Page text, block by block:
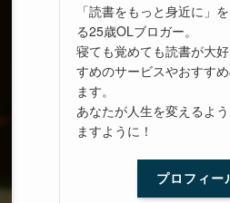
「読書をもっと身近に」
る25歳OLブロガー。
寝ても覚めても読書が大
すめのサービスやおすす
ます。
あなたが人生を変えるよ
ますように！
プロフィー